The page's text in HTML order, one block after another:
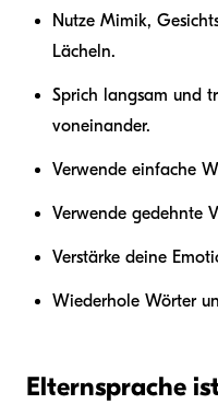
Nutze Mimik,
Lächeln.
Sprich langsam und
voneinander.
Verwende einfache
Verwende gedehnte
Verstärke deine
Wiederhole Wörter
Elternsprache